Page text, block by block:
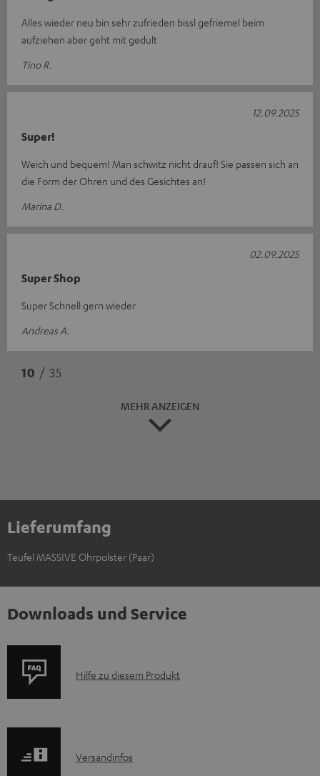
Alles wieder neu bin sehr zufrieden bissl gefriemel beim
aufziehen aber geht mit gedult
Tino R.
Super!
Weich und bequem! Man schwitz nicht drauf! Sie passen sich an
die Form der Ohren und des Gesichtes an!
Marina D.
12.09.2025
Super Shop
Super Schnell gern wieder
Andreas A.
02.09.2025
10 / 35
MEHR ANZEIGEN
Lieferumfang
Teufel MASSIVE Ohrpolster (Paar)
Downloads und Service
P
u
Hilfe zu diesem Produkt
I
Versandinfos